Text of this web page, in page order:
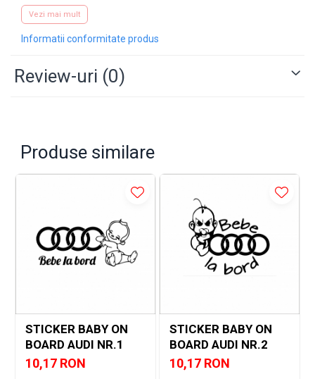
particule de argint, pe pereti dati cu var, gips-carton,
pereti zgrunturosi, beton sau pe suprafete
nezugravite.
fara urme de praf.
Vezi mai mult
Informatii conformitate produs
Review-uri (0)
Produse similare
STICKER BABY ON
BOARD AUDI NR.1
10,17 RON
STICKER BABY ON
BOARD AUDI NR.2
10,17 RON